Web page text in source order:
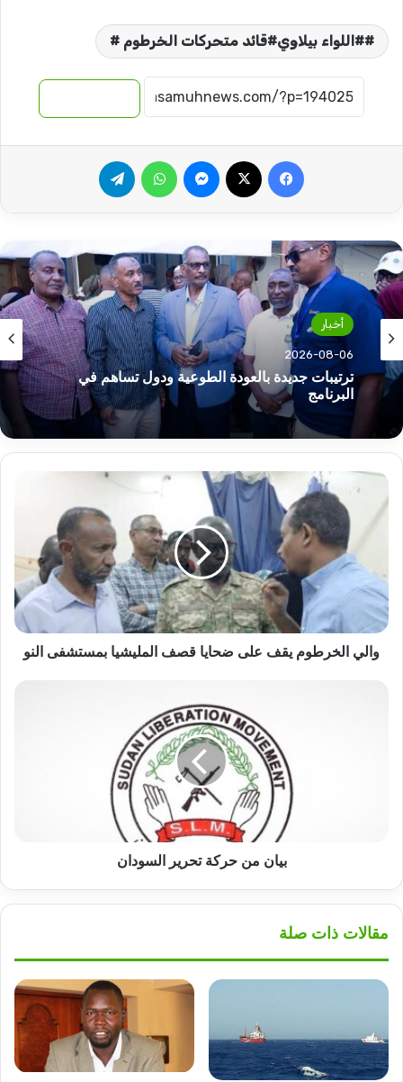
#اللواء بيلاوي#قائد متحركات الخرطوم #
فيسبوك ماسنجر واتساب
أخبار
2026-08-06
ترتيبات جديدة بالعودة الطوعية ودول تساهم في
البرنامج
والي
الخرطوم
قصف
المليشيا
بمستشفى
النو
والي الخرطوم يقف على ضحايا قصف المليشيا بمستشفى النو
بيان من حركة تحرير السودان
مقالات ذات صلة